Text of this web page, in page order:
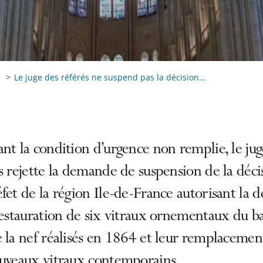
Le juge des référés ne suspend pas la décision...
la condition d’urgence non remplie, le
rejette la demande de suspension de la
de la région Ile-de-France autorisant la
de six vitraux ornementaux du
la nef réalisés en 1864 et leur